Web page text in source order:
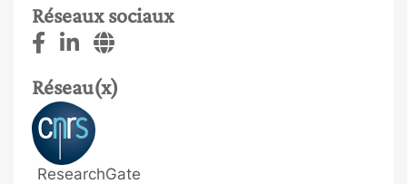
Réseaux sociaux
Réseau(x)
ResearchGate